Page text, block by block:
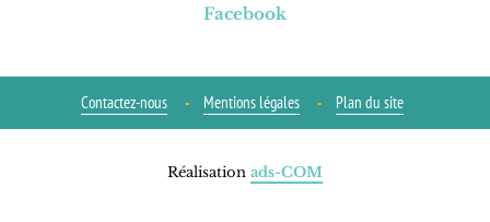
Facebook
Contactez-nous Mentions légales Plan du site
Réalisation ads-COM